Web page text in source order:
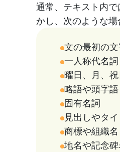
通常、テキスト内
かし、次のような場
文の最初の
一人称代名詞
曜日、月、祝
略語や頭字語
固有名詞
見出しやタ
商標や組織名
地名や記念碑